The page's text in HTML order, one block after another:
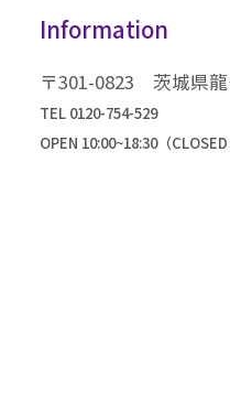
振袖ドレス
高級振袖コレク
成人式までの流れ
Information
〒301-0823 茨城県
TEL 0120-754-529
OPEN 10:00~18:30（CLOSED